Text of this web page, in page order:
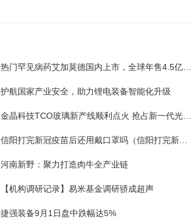
护航国家产业安全，助力锂电装备智能化升级
河南新野：聚力打造肉牛全产业链
【机构调研记录】易米基金调研骄成超声
捷强装备9月1日盘中跌幅达5%